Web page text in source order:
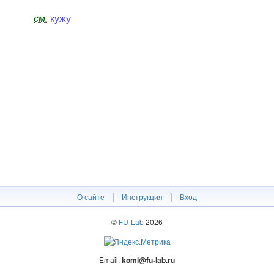
см. кужу
О сайте | Инструкция | Вход
© FU-Lab2026
Email:komi@fu-lab.ru